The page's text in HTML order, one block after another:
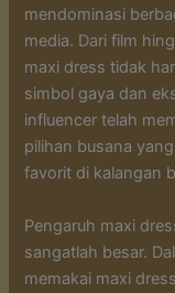
mendominasi
media. Dari film
maxi dress tidak
simbol gaya dan
influencer telah
pilihan busana
favorit di kalangan
Pengaruh maxi
sangatlah besar.
memakai maxi